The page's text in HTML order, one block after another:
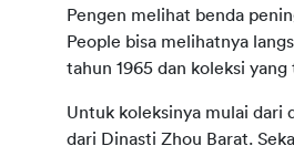
Pengen melihat benda
People bisa melihatnya
tahun 1965 dan koleksi
Untuk koleksinya mulai dari
dari Dinasti Zhou Barat.